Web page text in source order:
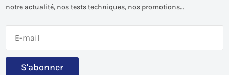
notre actualité, nos tests techniques, nos promotions…
S'abonner